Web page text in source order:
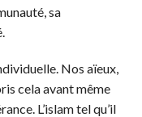
sa
Nos aïeux,
cela avant même
L’islam tel qu’il